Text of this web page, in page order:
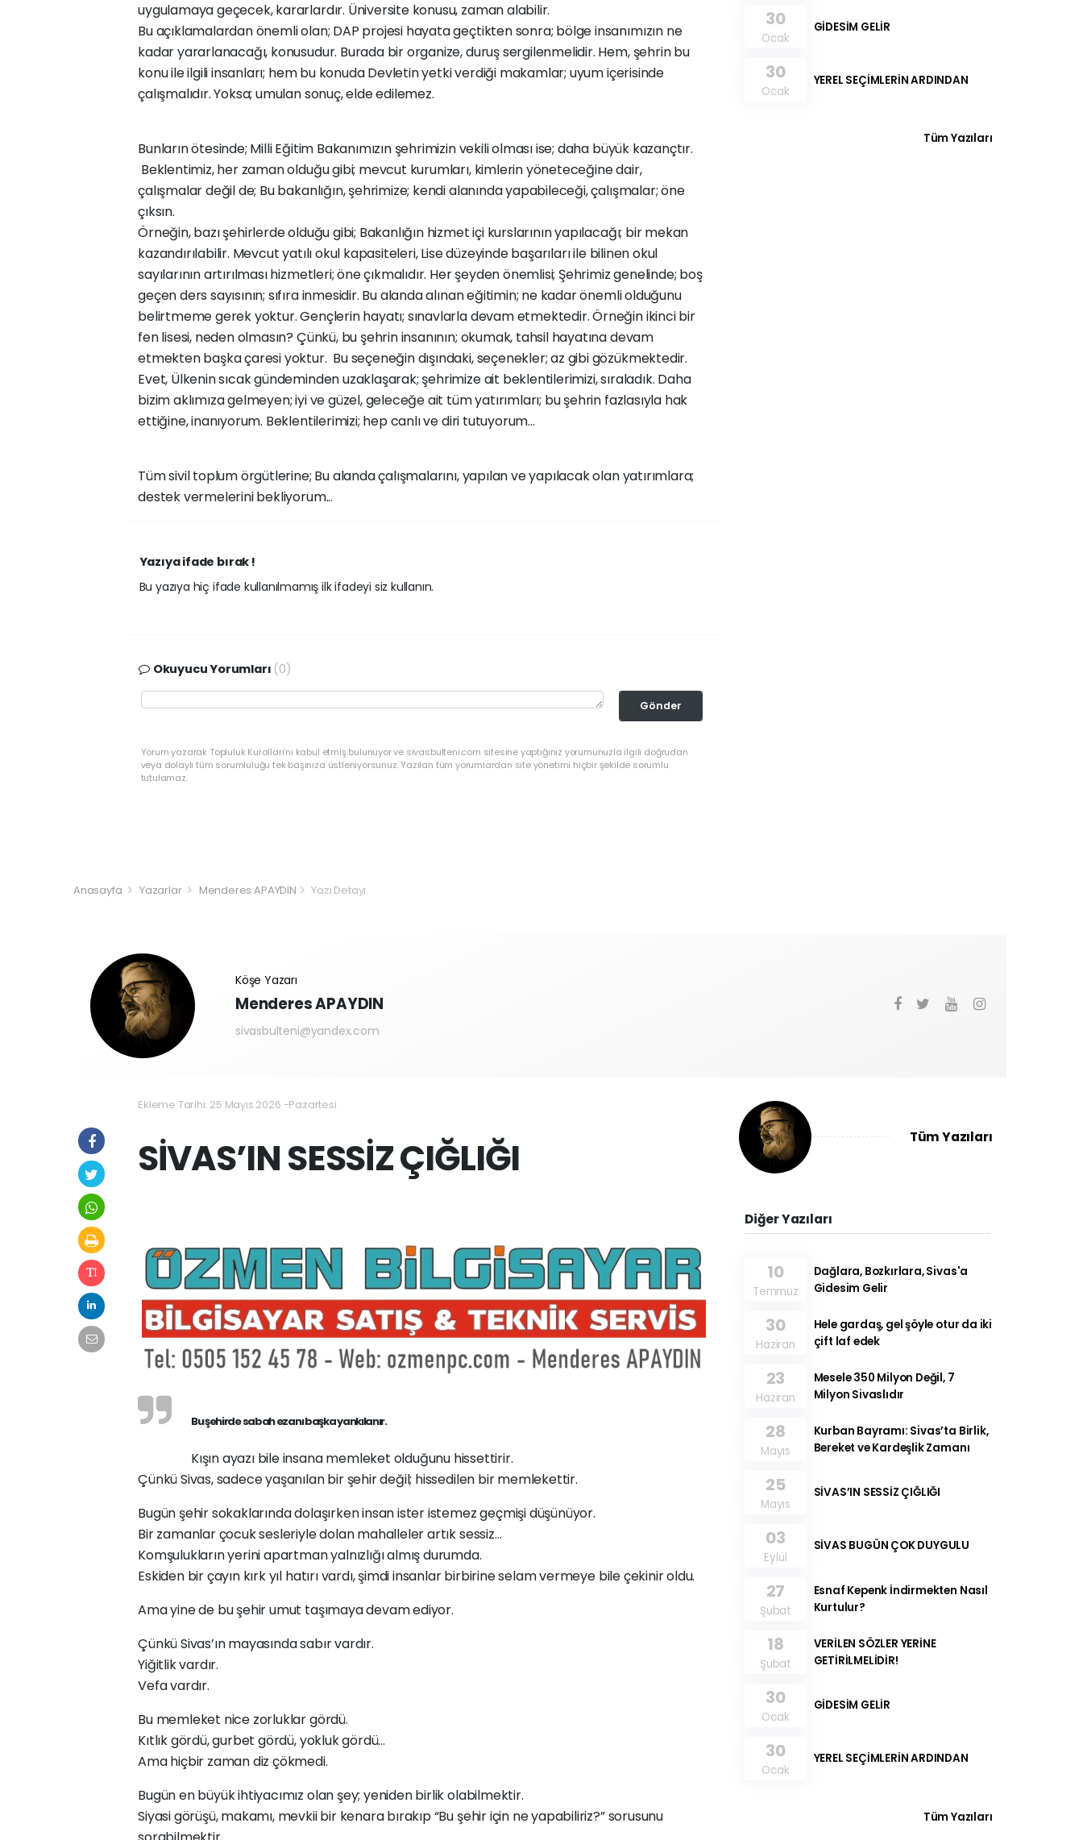
uygulamaya geçecek, kararlardır. Üniversite konusu, zaman alabilir.
Bu açıklamalardan önemli olan; DAP projesi hayata geçtikten sonra; bölge insanımızın ne
kadar yararlanacağı, konusudur. Burada bir organize, duruş sergilenmelidir. Hem, şehrin bu
konu ile ilgili insanları; hem bu konuda Devletin yetki verdiği makamlar; uyum içerisinde
çalışmalıdır. Yoksa; umulan sonuç, elde edilemez.
Bunların ötesinde; Milli Eğitim Bakanımızın şehrimizin vekili olması ise; daha büyük kazançtır.
Beklentimiz, her zaman olduğu gibi; mevcut kurumları, kimlerin yöneteceğine dair,
çalışmalar değil de; Bu bakanlığın, şehrimize; kendi alanında yapabileceği, çalışmalar; öne
çıksın.
Örneğin, bazı şehirlerde olduğu gibi; Bakanlığın hizmet içi kurslarının yapılacağı; bir mekan
kazandırılabilir. Mevcut yatılı okul kapasiteleri, Lise düzeyinde başarıları ile bilinen okul
sayılarının artırılması hizmetleri; öne çıkmalıdır. Her şeyden önemlisi; Şehrimiz genelinde; boş
geçen ders sayısının; sıfıra inmesidir. Bu alanda alınan eğitimin; ne kadar önemli olduğunu
belirtmeme gerek yoktur. Gençlerin hayatı; sınavlarla devam etmektedir. Örneğin ikinci bir
fen lisesi, neden olmasın? Çünkü, bu şehrin insanının; okumak, tahsil hayatına devam
etmekten başka çaresi yoktur. Bu seçeneğin dışındaki, seçenekler; az gibi gözükmektedir.
Evet, Ülkenin sıcak gündeminden uzaklaşarak; şehrimize ait beklentilerimizi, sıraladık. Daha
bizim aklımıza gelmeyen; iyi ve güzel, geleceğe ait tüm yatırımları; bu şehrin fazlasıyla hak
ettiğine, inanıyorum. Beklentilerimizi; hep canlı ve diri tutuyorum...
Tüm sivil toplum örgütlerine; Bu alanda çalışmalarını, yapılan ve yapılacak olan yatırımlara;
destek vermelerini bekliyorum...
Yazıya ifade bırak !
Bu yazıya hiç ifade kullanılmamış ilk ifadeyi siz kullanın.
Okuyucu Yorumları (0)
Gönder
Yorum yazarak Topluluk Kuralları’nı kabul etmiş bulunuyor ve sivasbulteni.com sitesine yaptığınız yorumunuzla ilgili doğrudan
veya dolaylı tüm sorumluluğu tek başınıza üstleniyorsunuz. Yazılan tüm yorumlardan site yönetimi hiçbir şekilde sorumlu
tutulamaz.
30
Ocak
GİDESİM GELİR
30
Ocak
YEREL SEÇİMLERİN ARDINDAN
Tüm Yazıları
Anasayfa Yazarlar Menderes APAYDIN Yazı Detayı
Köşe Yazarı
Menderes APAYDIN
sivasbulteni@yandex.com
Ekleme Tarihi: 25 Mayıs 2026 -Pazartesi
SİVAS’IN SESSİZ ÇIĞLIĞI
Bu şehirde sabah ezanı başka yankılanır.
Kışın ayazı bile insana memleket olduğunu hissettirir.
Çünkü Sivas, sadece yaşanılan bir şehir değil; hissedilen bir memlekettir.
Bugün şehir sokaklarında dolaşırken insan ister istemez geçmişi düşünüyor.
Bir zamanlar çocuk sesleriyle dolan mahalleler artık sessiz…
Komşulukların yerini apartman yalnızlığı almış durumda.
Eskiden bir çayın kırk yıl hatırı vardı, şimdi insanlar birbirine selam vermeye bile çekinir oldu.
Ama yine de bu şehir umut taşımaya devam ediyor.
Çünkü Sivas’ın mayasında sabır vardır.
Yiğitlik vardır.
Vefa vardır.
Bu memleket nice zorluklar gördü.
Kıtlık gördü, gurbet gördü, yokluk gördü…
Ama hiçbir zaman diz çökmedi.
Bugün en büyük ihtiyacımız olan şey; yeniden birlik olabilmektir.
Siyasi görüşü, makamı, mevkii bir kenara bırakıp “Bu şehir için ne yapabiliriz?” sorusunu
Tüm Yazıları
Diğer Yazıları
10
Temmuz
Dağlara, Bozkırlara, Sivas'a
Gidesim Gelir
30
Haziran
Hele gardaş, gel şöyle otur da iki
çift laf edek
23
Haziran
Mesele 350 Milyon Değil, 7
Milyon Sivaslıdır
28
Mayıs
Kurban Bayramı: Sivas’ta Birlik,
Bereket ve Kardeşlik Zamanı
25
Mayıs
SİVAS’IN SESSİZ ÇIĞLIĞI
03
Eylül
SİVAS BUGÜN ÇOK DUYGULU
27
Şubat
Esnaf Kepenk İndirmekten Nasıl
Kurtulur?
18
Şubat
VERİLEN SÖZLER YERİNE
GETİRİLMELİDİR!
30
Ocak
GİDESİM GELİR
30
Ocak
YEREL SEÇİMLERİN ARDINDAN
Tüm Yazıları